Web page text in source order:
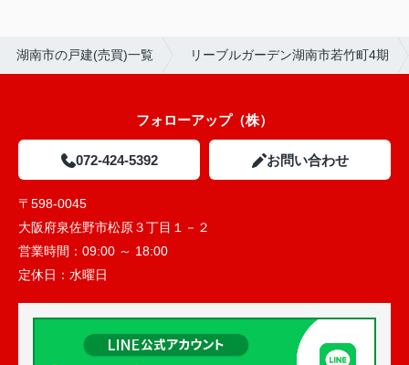
湖南市の戸建(売買)一覧 リーブルガーデン湖南市若竹町4期
フォローアップ（株）
072-424-5392 お問い合わせ
〒598-0045
大阪府泉佐野市松原３丁目１－２
営業時間： 09:00 ～ 18:00
定休日： 水曜日